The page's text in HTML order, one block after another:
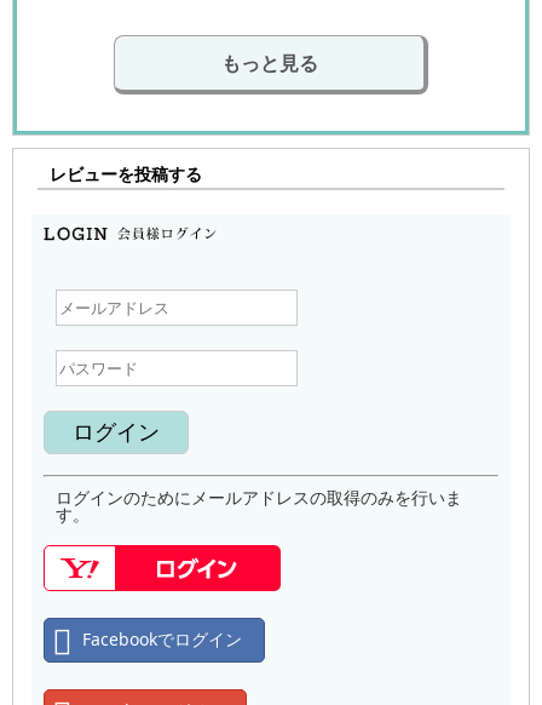
もっと見る
レビューを投稿する
ログインのためにメールアドレスの取得のみを行いま
す。
Facebookでログイン